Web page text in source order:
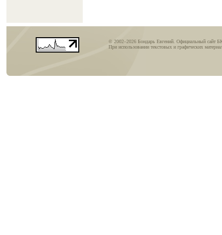
© 2002–2026 Бондарь Евгений. Официальный сайт
При использовании текстовых и графических